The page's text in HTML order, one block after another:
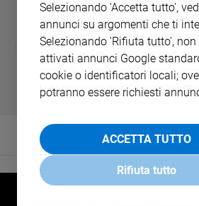
LE GRANDI BASILICHE ITALIANE
€ 64,50
DIARIO G
€ 8,90
- €
Selezionando 'Accetta tutto',
annunci su argomenti che ti
Selezionando 'Rifiuta tutto', non
attivati annunci Google
cookie o identificatori locali;
potranno essere richiesti
ACCETTA TUTTO
Rifiuta tutto